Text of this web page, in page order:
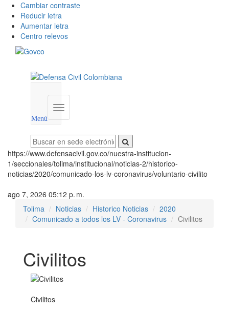
Cambiar contraste
Reducir letra
Aumentar letra
Centro relevos
Menú
Menú
institucional
https://www.defensacivil.gov.co/nuestra-institucion-
1/seccionales/tolima/institucional/noticias-2/historico-
noticias/2020/comunicado-los-lv-coronavirus/voluntario-civilito
ago 7, 2026 05:12 p. m.
Tolima
Noticias Historico Noticias
2020
Comunicado a todos los LV - Coronavirus
Civilitos
Civilitos
Civilitos